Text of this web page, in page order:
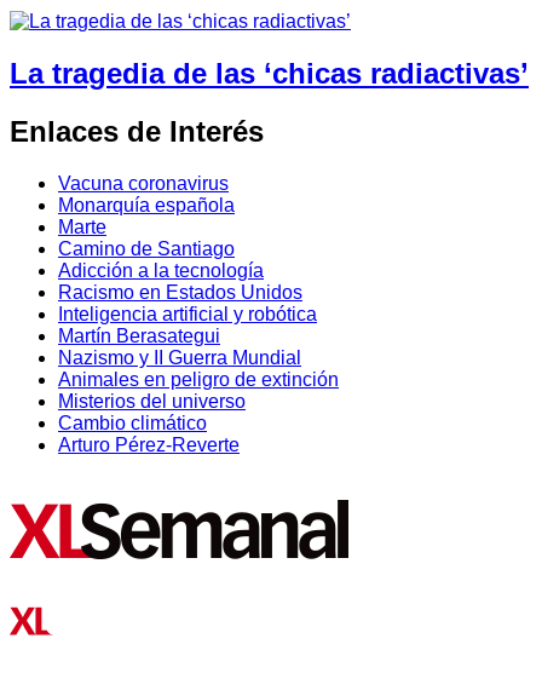
La tragedia de las ‘chicas radiactivas’
Enlaces de Interés
Vacuna coronavirus
Monarquía española
Marte
Camino de Santiago
Adicción a la tecnología
Racismo en Estados Unidos
Inteligencia artificial y robótica
Martín Berasategui
Nazismo y II Guerra Mundial
Animales en peligro de extinción
Misterios del universo
Cambio climático
Arturo Pérez-Reverte